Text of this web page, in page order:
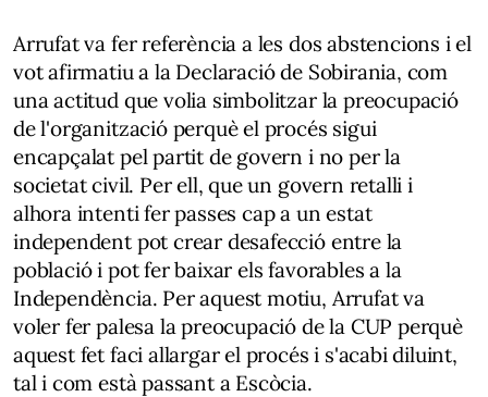
Arrufat va fer referència a les dos abstencions i el
vot afirmatiu a la Declaració de Sobirania, com
una actitud que volia simbolitzar la preocupació
de l'organització perquè el procés sigui
encapçalat pel partit de govern i no per la
societat civil. Per ell, que un govern retalli i
alhora intenti fer passes cap a un estat
independent pot crear desafecció entre la
població i pot fer baixar els favorables a la
Independència. Per aquest motiu, Arrufat va
voler fer palesa la preocupació de la CUP perquè
aquest fet faci allargar el procés i s'acabi diluint,
tal i com està passant a Escòcia.